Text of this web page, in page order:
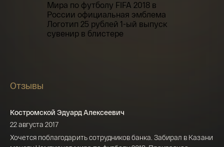
Отзывы
Костромской Эдуард Алексеевич
22 августа 2017
Хочется поблагодарить сотрудников банка. Забирал в Казани
Я ознакомлен(а) с Правилами оформления
онлайн заявки и даю свое Согласие на
обработку персональных данных